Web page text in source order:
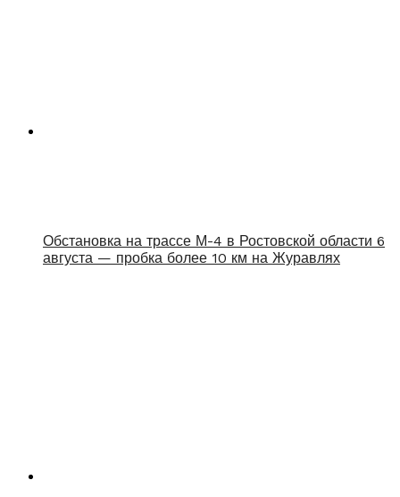
Обстановка на трассе М-4 в Ростовской области 6
августа — пробка более 10 км на Журавлях